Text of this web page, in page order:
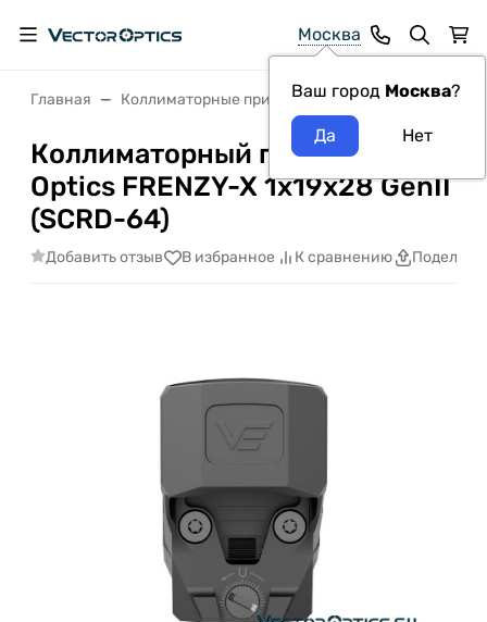
Москва
Ваш город Москва?
Главная Коллиматорные прицелы Коллиматорный
Коллиматорный прицел Vector
Optics FRENZY-X 1x19x28 GenII
(SCRD-64)
Добавить отзыв В избранное К сравнению